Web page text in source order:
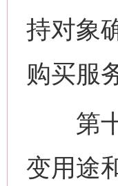
持对象
购买服
第十
变用途